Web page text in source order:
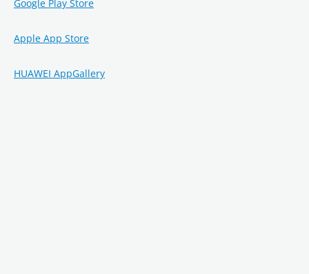
Google Play Store
Apple App Store
HUAWEI AppGallery